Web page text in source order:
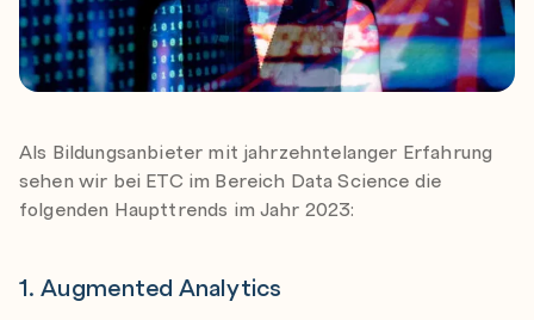
Als Bildungsanbieter mit jahrzehntelanger Erfahrung
sehen wir bei ETC im Bereich Data Science die
folgenden Haupttrends im Jahr 2023:
1. Augmented Analytics